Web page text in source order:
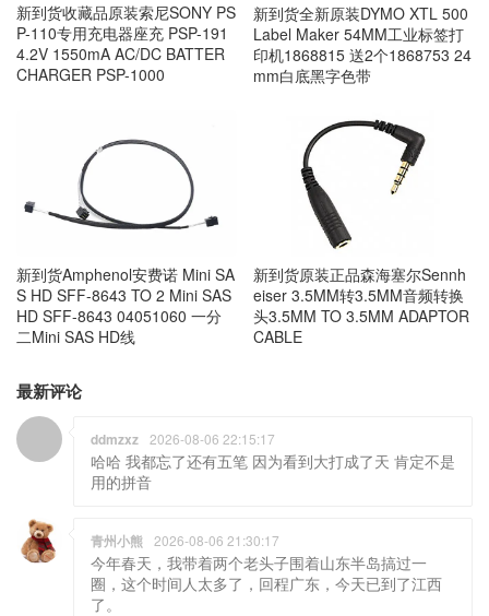
新到货收藏品原装索尼SONY PS
P-110专用充电器座充 PSP-191
4.2V 1550mA AC/DC BATTER
CHARGER PSP-1000
新到货全新原装DYMO XTL 500
Label Maker 54MM工业标签打
印机1868815 送2个1868753 24
mm白底黑字色带
新到货Amphenol安费诺 Mini SA
S HD SFF-8643 TO 2 Mini SAS
HD SFF-8643 04051060 一分
二Mini SAS HD线
新到货原装正品森海塞尔Sennh
eiser 3.5MM转3.5MM音频转换
头3.5MM TO 3.5MM ADAPTOR
CABLE
最新评论
ddmzxz 2026-08-06 22:15:17
哈哈 我都忘了还有五笔 因为看到大打成了天 肯定不是
用的拼音
青州小熊 2026-08-06 21:30:17
今年春天，我带着两个老头子围着山东半岛搞过一
圈，这个时间人太多了，回程广东，今天已到了江西
了。